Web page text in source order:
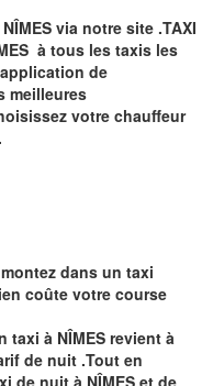
NÎMES via notre site .TAXI
à tous les taxis les
de
meilleures
votre chauffeur
dans un taxi
coûte votre course
taxi à NÎMES revient à
de nuit .Tout en